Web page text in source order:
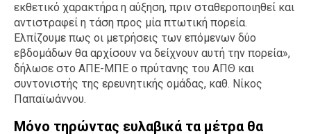
εκθετικό χαρακτήρα η αύξηση, πριν σταθεροποιηθεί και
αντιστραφεί η τάση προς μία πτωτική πορεία.
Ελπίζουμε πως οι μετρήσεις των επόμενων δύο
εβδομάδων θα αρχίσουν να δείχνουν αυτή την πορεία»,
δήλωσε στο ΑΠΕ-ΜΠΕ ο πρύτανης του ΑΠΘ και
συντονιστής της ερευνητικής ομάδας, καθ. Νίκος
Παπαϊωάννου.
Μόνο τηρώντας ευλαβικά τα μέτρα θα